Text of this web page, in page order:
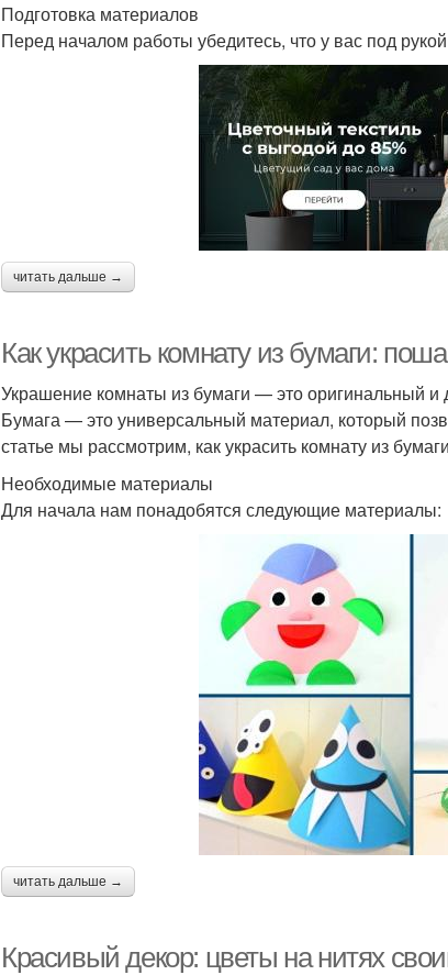
Подготовка материалов
Перед началом работы убедитесь, что у вас под
читать дальше →
Как украсить комнату из бумаги:
Украшение комнаты из бумаги — это оригинальный и
Бумага — это универсальный материал, который
статье мы рассмотрим, как украсить комнату из
Необходимые материалы
Для начала нам понадобятся следующие материалы:
читать дальше →
Красивый декор: цветы на нитях